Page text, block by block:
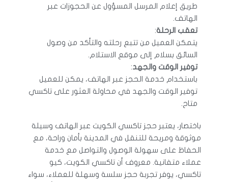
طريق إعلام المرسل المسؤول عن الحجوزات عبر
الهاتف.
تعقب الرحلة:
يتمكن العميل من تتبع رحلته والتأكد من وصول
السائق بسلام إلى موقع الاستلام.
توفير الوقت والجهد:
باستخدام خدمة الحجز عبر الهاتف، يمكن للعميل
توفير الوقت والجهد في محاولة العثور على تاكسي
متاح.
باختصار، يعتبر حجز تاكسي الكويت عبر الهاتف وسيلة
موثوقة ومريحة للتنقل في المدينة بأمان وراحة، مع
الحفاظ على سهولة الوصول والتواصل مع خدمة
عملاء متفانية. معروف أن تاكسي الكويت، كيو
تاكسي، يوفر تجربة حجز سلسة وسهلة للعملاء، سواء